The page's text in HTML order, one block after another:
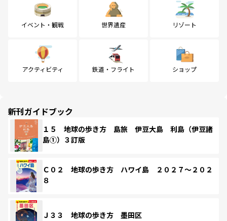
イベント・観戦 世界遺産 リゾート
アクティビティ 鉄道・フライト ショップ
新刊ガイドブック
１５ 地球の歩き方 島旅 伊豆大島 利島（伊豆諸
島①）３訂版
Ｃ０２ 地球の歩き方 ハワイ島 ２０２７～２０２
８
Ｊ３３ 地球の歩き方 墨田区